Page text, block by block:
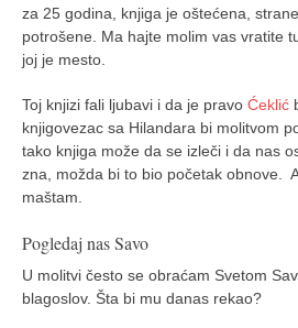
za 25 godina, knjiga je oštećena,
potrošene. Ma hajte molim vas vratite
joj je mesto.
Toj knjizi fali ljubavi i da je pravo Ćeklić
knjigovezac sa Hilandara bi molitvom
tako knjiga može da se izleči i da nas
zna, možda bi to bio početak obnove.
maštam.
Pogledaj nas Savo
U molitvi često se obraćam Svetom
blagoslov. Šta bi mu danas rekao?